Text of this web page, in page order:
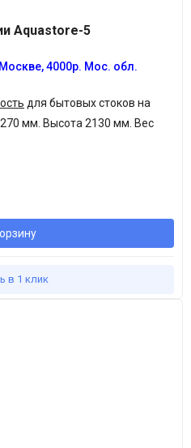
ёмкость наполняется
же уровень сыпется песок с
Затем песко-цементная
см уровня и засыпается новый
процедура повторяется.
Aquastore-5
4000р. Мос. обл.
для бытовых стоков на
мм. Высота 2130 мм. Вес
в 1 клик